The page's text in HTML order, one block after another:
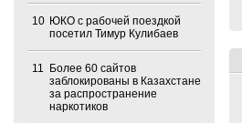
10 ЮКО с рабочей поездкой
посетил Тимур Кулибаев
11
Более 60 сайтов
заблокированы в Казахстане
за распространение
наркотиков